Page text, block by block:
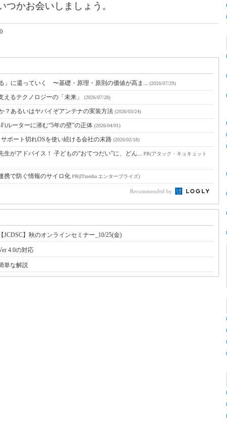
かお会いしましょう。
」に還っていく 〜基礎・原理・原則の価値が高ま... (2026/07/29)
えるテクノロジーの「未来」 (2026/07/28)
？あるいはヤバイぞアンテナの実装方法 (2026/03/24)
ーターに潜む“5年の壁”の正体 (2026/04/01)
ポート切れOSを使い続ける会社の末路 (2026/02/18)
がアドバイス！ 子どもの“おてつだい”に、どん... PR(アタック・キュキュット
で防ぐ情報のサイロ化 PR(ITmedia エンタープライズ)
Recommended by
】秋のオンラインセミナー_10/25(金)
4.0の対応
単な解説